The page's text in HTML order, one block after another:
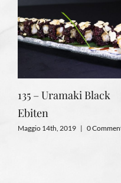
135 – Uramaki Black
Ebiten
Maggio 14th, 2019 | 0